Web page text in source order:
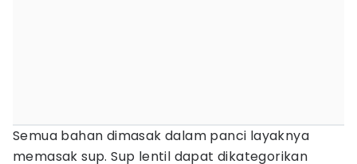
Semua bahan dimasak dalam panci layaknya
memasak sup. Sup lentil dapat dikategorikan